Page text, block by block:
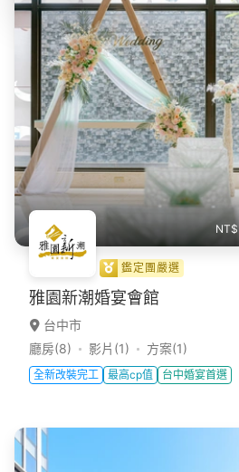
NT$
鑑定團嚴選
雅園新潮婚宴會館
台中市
廳房(8)
影片(1) 方案(1)
全新改裝完工 最高cp值 台中婚宴首選